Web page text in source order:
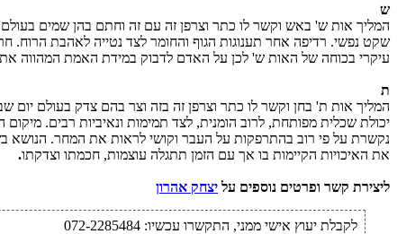
ש
המליך אות ש' באש וקשר לו כתר וצרפן זה עם זה וחתם בהן שמים בעולם
שקט נפשי. רדיפה אחר תענוגות הגוף והחומר לצד נטייה לאהבת הרוח.
עיקרי בכוחה של האות ש' לכן על האדם לדבוק במידת האמת המהווה
ת
המליך אות ת' בחן וקשר לו כתר וצרפן זה בזה וצר בהם צדק בעולם
יכולת שכלית מפותחת, לרוב הומנית, לצד תמימות ונאיביות רבים.
נקשרת על פי רוב בהתרפקות על העבר וקושי לראות את המחר. הנושא
את האיכויות הקיימות בו אך עם הזמן תתגלה עוצמות, חכמתו וצדקתו.
ליצירת קשר ופרטים נוספים על יצחק אהרון
לקבלת יעוץ אישי ממני, התקשרו עכשיו: 072-2285484